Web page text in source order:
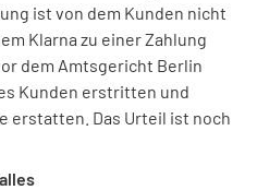
ist von dem Kunden nicht
Klarna zu einer Zahlung
dem Amtsgericht Berlin
Kunden erstritten und
erstatten. Das Urteil ist noch